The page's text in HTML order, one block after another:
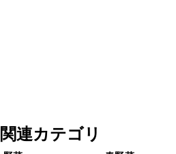
関連カテゴリ